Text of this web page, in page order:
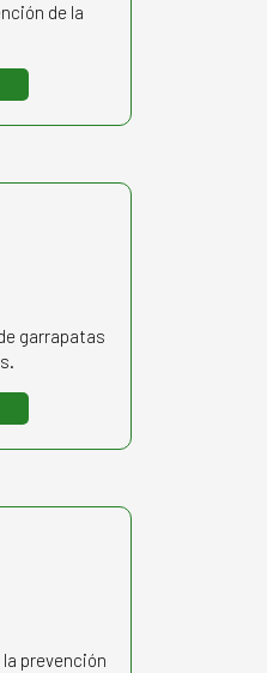
de la
garrapatas
prevención